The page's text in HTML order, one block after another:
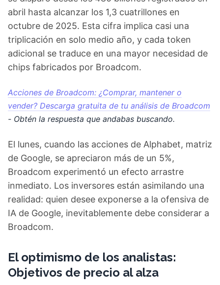
abril hasta alcanzar los 1,3 cuatrillones en
octubre de 2025. Esta cifra implica casi una
triplicación en solo medio año, y cada token
adicional se traduce en una mayor necesidad de
chips fabricados por Broadcom.
Acciones de Broadcom: ¿Comprar, mantener o
vender? Descarga gratuita de tu análisis de Broadcom
- Obtén la respuesta que andabas buscando.
El lunes, cuando las acciones de Alphabet, matriz
de Google, se apreciaron más de un 5%,
Broadcom experimentó un efecto arrastre
inmediato. Los inversores están asimilando una
realidad: quien desee exponerse a la ofensiva de
IA de Google, inevitablemente debe considerar a
Broadcom.
El optimismo de los analistas:
Objetivos de precio al alza